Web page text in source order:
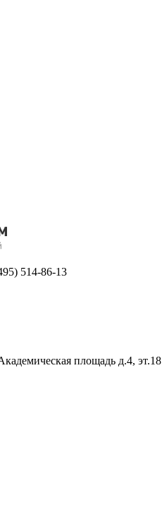
514-86-13
площадь д.4, эт.18